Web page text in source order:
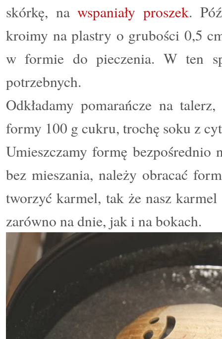
skórkę, nawspaniały proszek.
kroimy na plastry o grubości 0,5
w formie do pieczenia. W ten
potrzebnych.
Odkładamy pomarańcze na
formy 100 g cukru, trochę soku z
Umieszczamy formę
bez mieszania, należy obracać
tworzyć karmel, tak że nasz
zarówno na dnie, jak i na bokach.